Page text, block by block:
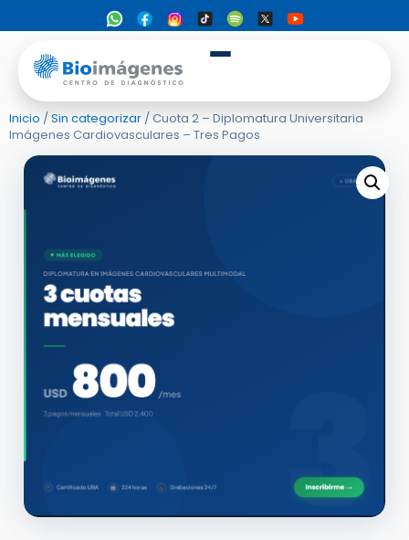
Inicio /Sin categorizar / Cuota 2 – Diplomatura Universitaria
Imágenes Cardiovasculares – Tres Pagos